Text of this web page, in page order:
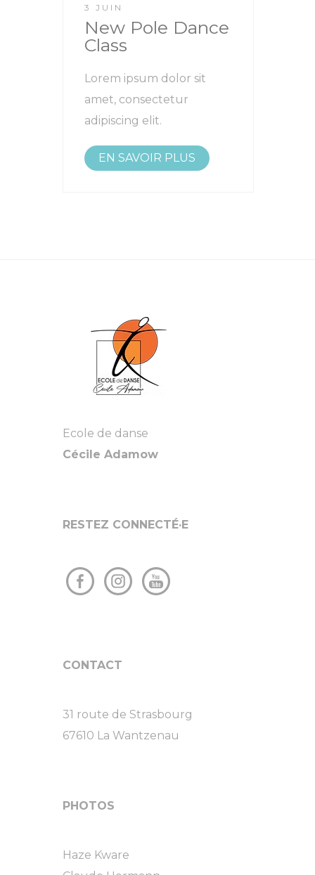
3 JUIN
New Pole Dance
Class
Lorem ipsum dolor sit
amet, consectetur
adipiscing elit.
EN SAVOIR PLUS
Ecole de danse
Cécile Adamow
RESTEZ CONNECTÉ·E
CONTACT
31 route de Strasbourg
67610 La Wantzenau
PHOTOS
Haze Kware